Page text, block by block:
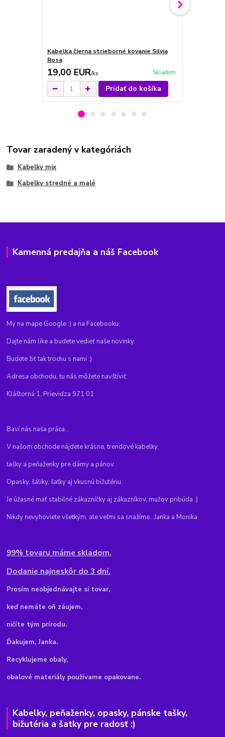
Kabelka čierna strieborné kovanie Silvia
Rosa
19,00 EUR/ks Skladom
Pridať do košíka
Tovar zaradený v kategóriách
Kabelky mix
Kabelky stredné a malé
Kamenná predajňa a náš Facebook
My na mape Google :) a na Facebooku.
Dajte nám like a budete vedieť naše novinky.
Budete žiť tak trochu s nami :)
Adresa obchodu, tu nás môžete navštíviť:
Kláštorná 1, Prievidza 971 01
Baví nás naša práca...
V našom obchode nájdete krásne, trendové kabelky,
tašky a peňaženky pre dámy a pánov.
Opasky, šáliky, šatky aj vkusnú bižutériu.
Je úžasné mať stabilné zákazníčky aj zákazníkov, mužov pribúda :)
Nikdy nevyhoviete všetkým, ale veľmi sa snažíme...Janka a Monika
99% tovaru máme skladom.
Dodanie najneskôr do 3 dní.
Prosím neobjednávajte si tovar,
keď nemáte oň záujem,
ničíte tým prírodu.
Ďakujem, Janka.
Recyklujeme obaly,
obalové materiály používame opakovane.
Kabelky, peňaženky, opasky, pánske tašky,
bižutéria a šatky pre radosť :)